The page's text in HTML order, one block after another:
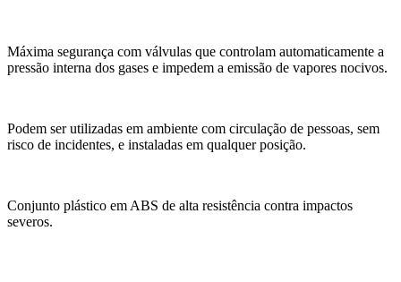
Máxima segurança com válvulas que controlam automaticamente a
pressão interna dos gases e impedem a emissão de vapores nocivos.
Podem ser utilizadas em ambiente com circulação de pessoas, sem
risco de incidentes, e instaladas em qualquer posição.
Conjunto plástico em ABS de alta resistência contra impactos
severos.